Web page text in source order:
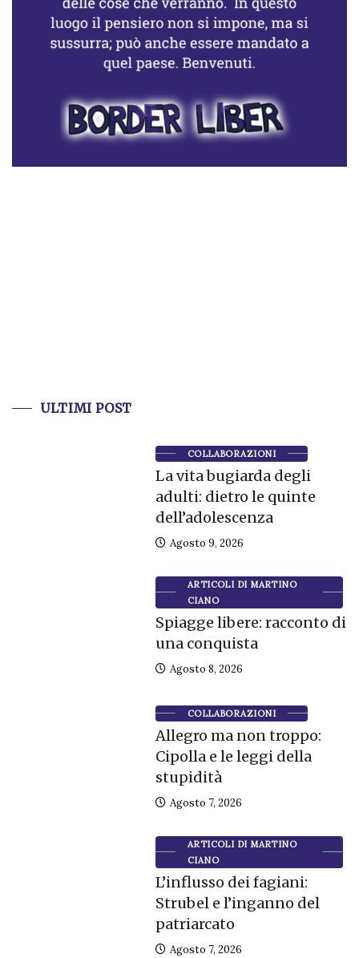
ULTIMI POST
COLLABORAZIONI
La vita bugiarda degli
adulti: dietro le quinte
dell’adolescenza
Agosto 9, 2026
ARTICOLI DI MARTINO
CIANO
Spiagge libere: racconto di
una conquista
Agosto 8, 2026
COLLABORAZIONI
Allegro ma non troppo:
Cipolla e le leggi della
stupidità
Agosto 7, 2026
ARTICOLI DI MARTINO
CIANO
L’influsso dei fagiani:
Strubel e l’inganno del
patriarcato
Agosto 7, 2026